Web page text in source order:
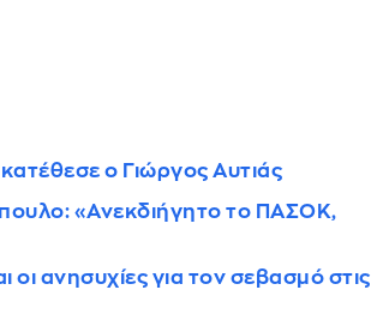
ο Γιώργος Αυτιάς
«Ανεκδιήγητο το ΠΑΣΟΚ,
ανησυχίες για τον σεβασμό στις